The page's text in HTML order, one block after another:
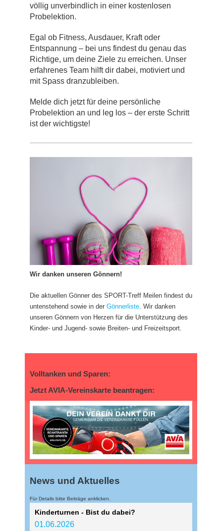
völlig unverbindlich in einer kostenlosen
Probelektion.
Egal ob Fitness, Ausdauer, Kraft oder
Entspannung – bei uns findest du genau das
Richtige, um deine Ziele zu erreichen. Unser
erfahrenes Team hilft dir dabei, motiviert und
mit Spass dranzubleiben.
Melde dich jetzt für deine persönliche
Probelektion an und leg los – der erste Schritt
ist der wichtigste!
Wir danken unseren Gönnern!
Die aktuellen Gönner des SPORT-Treff Meilen findest du
untenstehend sowie in der Gönnerliste. Wir danken
unseren Gönnern von Herzen für die Unterstützung des
Kinder- und Jugend- sowie Breiten- und Freizeitsport.
Volltanken und Sparen:
Jetzt AVIA-Vereinskarte beantragen:
News und Aktuelles
Für Details bitte Beiträge anklicken.
Kinderturnen - Bist du dabei?
01.06.2026